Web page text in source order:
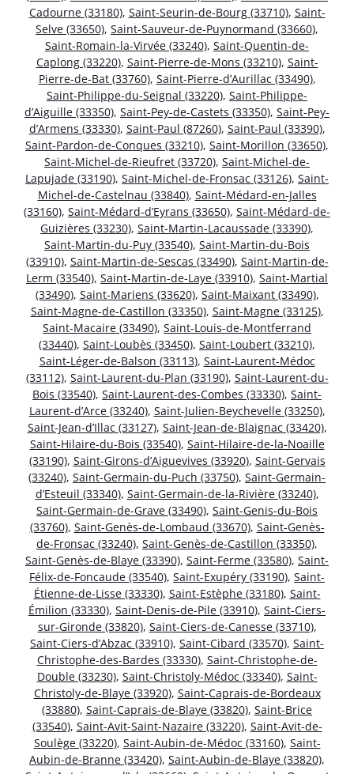
Cadourne (33180), Saint-Seurin-de-Bourg (33710), Saint-
Selve (33650), Saint-Sauveur-de-Puynormand (33660),
Saint-Romain-la-Virvée (33240), Saint-Quentin-de-
Caplong (33220), Saint-Pierre-de-Mons (33210), Saint-
Pierre-de-Bat (33760), Saint-Pierre-d’Aurillac (33490),
Saint-Philippe-du-Seignal (33220), Saint-Philippe-
d’Aiguille (33350), Saint-Pey-de-Castets (33350), Saint-Pey-
d’Armens (33330), Saint-Paul (87260), Saint-Paul (33390),
Saint-Pardon-de-Conques (33210), Saint-Morillon (33650),
Saint-Michel-de-Rieufret (33720), Saint-Michel-de-
Lapujade (33190), Saint-Michel-de-Fronsac (33126), Saint-
Michel-de-Castelnau (33840), Saint-Médard-en-Jalles
(33160), Saint-Médard-d’Eyrans (33650), Saint-Médard-de-
Guizières (33230), Saint-Martin-Lacaussade (33390),
Saint-Martin-du-Puy (33540), Saint-Martin-du-Bois
(33910), Saint-Martin-de-Sescas (33490), Saint-Martin-de-
Lerm (33540), Saint-Martin-de-Laye (33910), Saint-Martial
(33490), Saint-Mariens (33620), Saint-Maixant (33490),
Saint-Magne-de-Castillon (33350), Saint-Magne (33125),
Saint-Macaire (33490), Saint-Louis-de-Montferrand
(33440), Saint-Loubès (33450), Saint-Loubert (33210),
Saint-Léger-de-Balson (33113), Saint-Laurent-Médoc
(33112), Saint-Laurent-du-Plan (33190), Saint-Laurent-du-
Bois (33540), Saint-Laurent-des-Combes (33330), Saint-
Laurent-d’Arce (33240), Saint-Julien-Beychevelle (33250),
Saint-Jean-d’Illac (33127), Saint-Jean-de-Blaignac (33420),
Saint-Hilaire-du-Bois (33540), Saint-Hilaire-de-la-Noaille
(33190), Saint-Girons-d’Aiguevives (33920), Saint-Gervais
(33240), Saint-Germain-du-Puch (33750), Saint-Germain-
d’Esteuil (33340), Saint-Germain-de-la-Rivière (33240),
Saint-Germain-de-Grave (33490), Saint-Genis-du-Bois
(33760), Saint-Genès-de-Lombaud (33670), Saint-Genès-
de-Fronsac (33240), Saint-Genès-de-Castillon (33350),
Saint-Genès-de-Blaye (33390), Saint-Ferme (33580), Saint-
Félix-de-Foncaude (33540), Saint-Exupéry (33190), Saint-
Étienne-de-Lisse (33330), Saint-Estèphe (33180), Saint-
Émilion (33330), Saint-Denis-de-Pile (33910), Saint-Ciers-
sur-Gironde (33820), Saint-Ciers-de-Canesse (33710),
Saint-Ciers-d’Abzac (33910), Saint-Cibard (33570), Saint-
Christophe-des-Bardes (33330), Saint-Christophe-de-
Double (33230), Saint-Christoly-Médoc (33340), Saint-
Christoly-de-Blaye (33920), Saint-Caprais-de-Bordeaux
(33880), Saint-Caprais-de-Blaye (33820), Saint-Brice
(33540), Saint-Avit-Saint-Nazaire (33220), Saint-Avit-de-
Soulège (33220), Saint-Aubin-de-Médoc (33160), Saint-
Aubin-de-Branne (33420), Saint-Aubin-de-Blaye (33820),